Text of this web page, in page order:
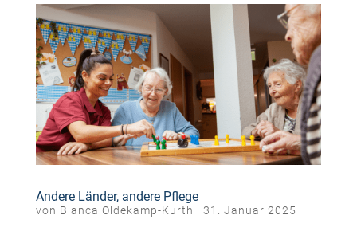
Andere Länder, andere Pflege
von Bianca Oldekamp-Kurth | 31. Januar 2025